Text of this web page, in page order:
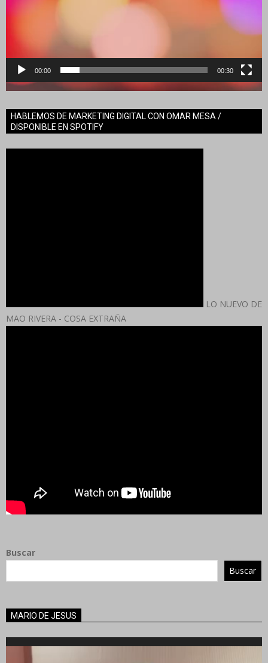
00:00 00:30
HABLEMOS DE MARKETING DIGITAL CON OMAR MESA /
DISPONIBLE EN SPOTIFY
LO NUEVO DE
MAO RIVERA - COSA EXTRAÑA
Buscar
Buscar
MARIO DE JESUS
Reproductor